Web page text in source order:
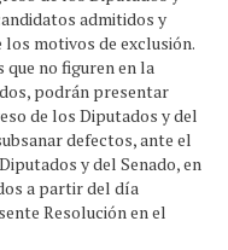
admitidos y
los motivos de exclusión.
no figuren en la
podrán presentar
de los Diputados y del
defectos, ante el
y del Senado, en
a partir del día
Resolución en el